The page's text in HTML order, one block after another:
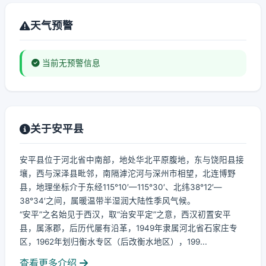
天气预警
当前无预警信息
关于安平县
安平县位于河北省中南部，地处华北平原腹地，东与饶阳县接
壤，西与深泽县毗邻，南隔滹沱河与深州市相望，北连博野
县，地理坐标介于东经115°10′—115°30′、北纬38°12′—
38°34′之间，属暖温带半湿润大陆性季风气候。
“安平”之名始见于西汉，取“治安平定”之意，西汉初置安平
县，属涿郡，后历代屡有沿革，1949年隶属河北省石家庄专
区，1962年划归衡水专区（后改衡水地区），199...
查看更多介绍